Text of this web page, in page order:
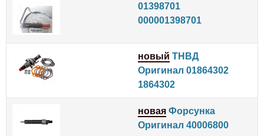
01398701
000001398701
новый ТНВД
Оригинал 01864302
1864302
новая Форсунка
Оригинал 40006800